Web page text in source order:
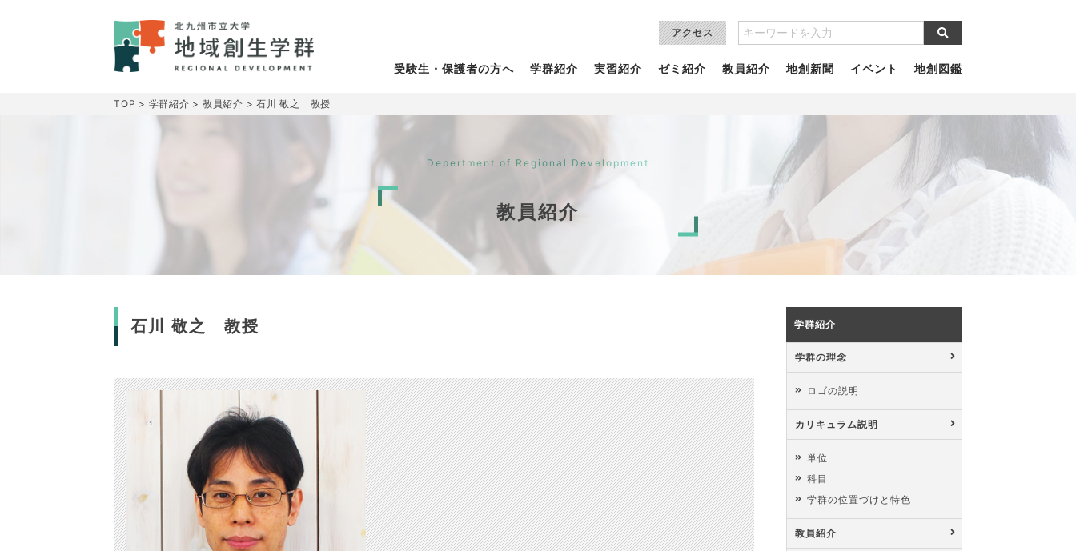
アクセス
受験生・保護者の方へ 学群紹介 実習紹介 ゼミ紹介 教員紹介 地創新聞 イベント 地創図鑑
TOP > 学群紹介 > 教員紹介 > 石川 敬之 教授
Depertment of Regional Development
教員紹介
石川 敬之 教授 学群紹介
学群の理念
ロゴの説明
カリキュラム説明
単位
科目
学群の位置づけと特色
教員紹介